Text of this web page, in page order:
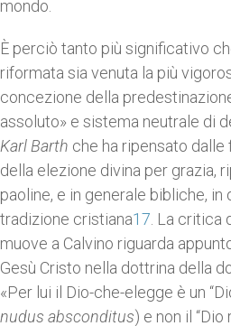
mondo.
È perciò tanto più significativo
riformata sia venuta la più
concezione della
assoluto» e sistema neutrale di
Karl Barth che ha ripensato
della elezione divina per grazia,
paoline, e in generale bibliche, in
tradizione cristiana17 . La
muove a Calvino riguarda
Gesù Cristo nella dottrina della
«Per lui il Dio-che-elegge è un
nudus absconditus) e non il “Dio